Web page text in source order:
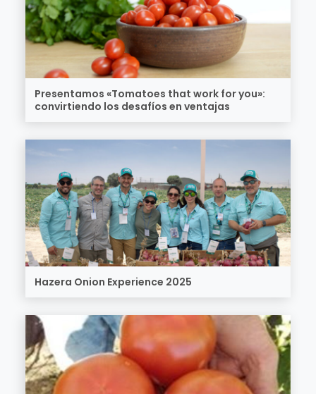
Presentamos «Tomatoes that work for you»:
convirtiendo los desafíos en ventajas
Hazera Onion Experience 2025